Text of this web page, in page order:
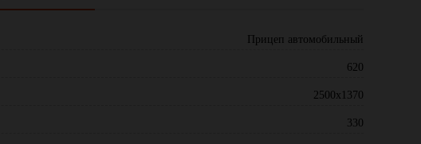
Прицеп автомобильный
620
2500x1370
330